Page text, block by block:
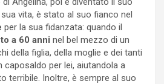
vita, è stato al suo fianco nel
per la sua fidanzata: quando il
a 60 anni nel bel mezzo di un
della figlia, della moglie e dei tanti
caposaldo per lei, aiutandola a
terribile. Inoltre, è sempre al suo